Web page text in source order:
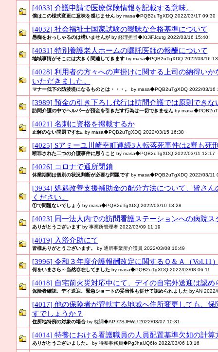
[4033] 介護申請で医療保険情報を記載する意味。
僕はこの様式変更に意味を感じませんby masa◆PQB2uTgXDQ 2022/03/17 09:30
[4032] 社会福祉士国家試験の曖昧な合格基準について
愚痴をおっしゃるのは構いませんがby 経理担当◆XtJiFJcutg 2022/03/16 15:40
[4031] 特別養護老人ホームの嘱託医師の報酬について
地域事情がそこには大きく関連してきますby masa◆PQB2uTgXDQ 2022/03/16
[4028] 利用者の方々への声掛けに関する上司の納得い
いただきました。
マナー低下の防波堤になるものとは・・・。 by masa◆PQB2uTgXDQ 2022/03/16
[3989] 預金の引き下ろし代行は訪問介護では原則でき
訪問介護の中でヘルパーが預金を引きだす行為は一切できませんby
[4021] 名刺に資格を掲載するか
正解のない問題ですね｡ by masa◆PQB2uTgXDQ 2022/03/15 16:38
[4025] Sアミーユ川崎幸町連続3人転落死事件は2審も死
断罪された二つの介護事件に思うこと by masa◆PQB2uTgXDQ 2022/03/11 12:17
[4026] コロナで通所閉鎖
休業期間は個別の状況判断が必要な問題ですby masa◆PQB2uTgXDQ 2022/03/11
[3934] 処遇改善支援補助金の配分方法について、皆さ
ください。
①で問題ないでしょう by masa◆PQB2uTgXDQ 2022/03/10 13:28
[4023] 同一法人内での訪問看護ステーションへの病院
ありがとうございますby 事業所管理者 2022/03/09 11:19
[4019] 入浴介助にて
皆様ありがとうございます。 by 通所事業所介護員 2022/03/08 10:49
[3996] 令和３年度介護報酬改定に関するＱ＆Ａ（Vol.11
何をいまさら～当然存在してました by masa◆PQB2uTgXDQ 2022/03/08 06:11
[4018] 自宅前火災対応中にて、デイの自宅外送迎は認め
保険者確認、デイ送迎、緊急ショートの妥当性も併せて認められました by AN
[4017] 他の保険者が管轄する地域へ住所変更しても、
すでしょうか？
住所地特例の対象の場合by 枕詞◆API/2SJFWU 2022/03/07 10:31
[4014] 特養における看護職員の人員配置基準欠如の計算
ありがとうございました。 by 特養事務員◆PgJhaUQ6Io 2022/03/06 13:16